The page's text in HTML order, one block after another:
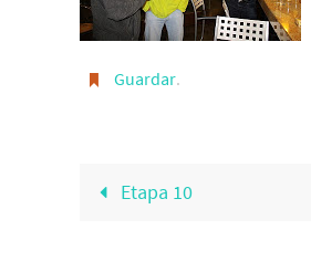
Guardar.
Etapa 10